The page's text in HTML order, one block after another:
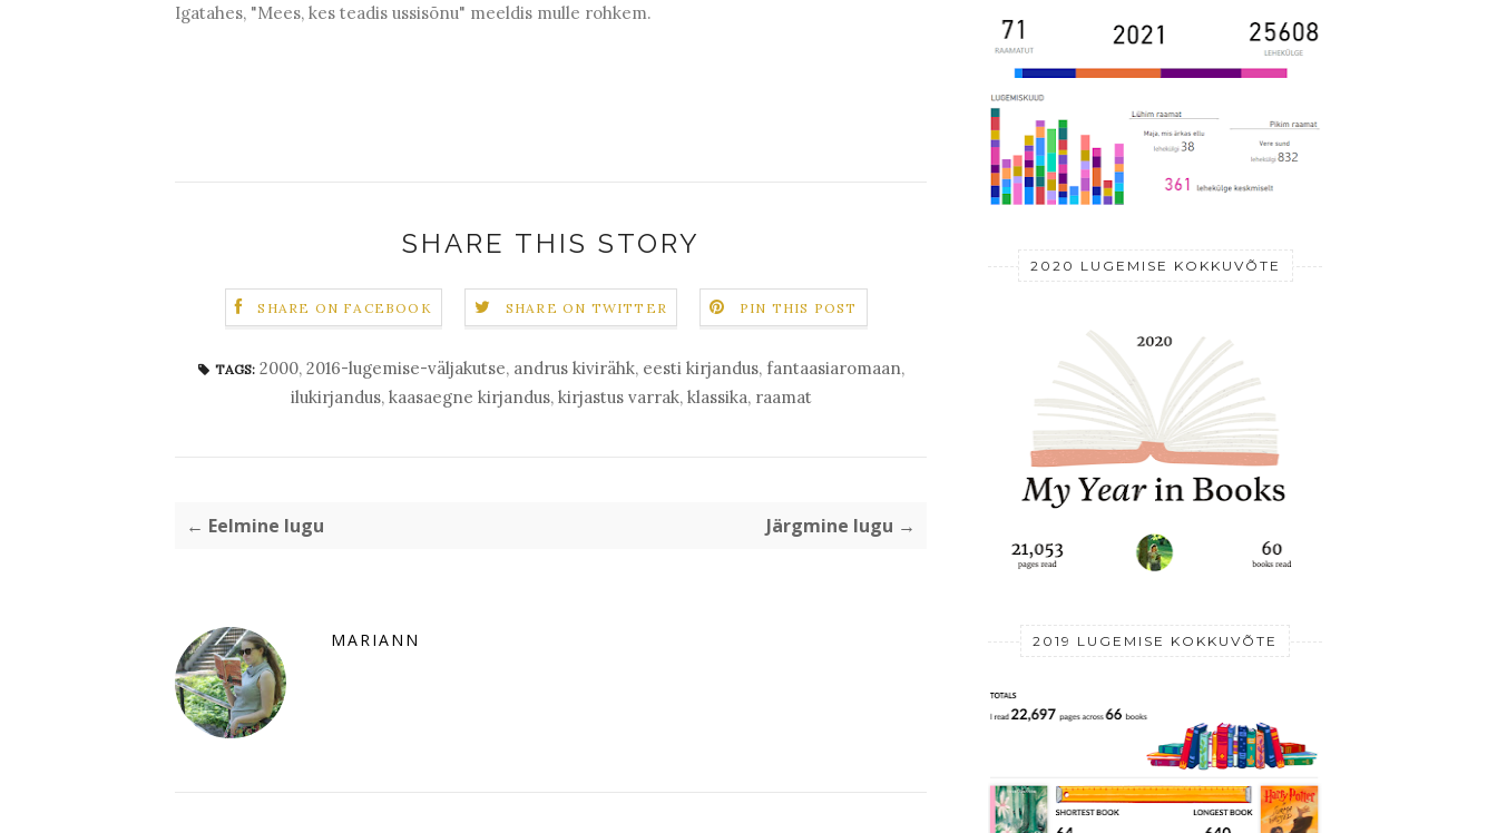
Igatahes, "Mees, kes teadis ussisõnu" meeldis mulle rohkem.
SHARE THIS STORY
SHARE ON FACEBOOK SHARE ON TWITTER PIN THIS POST
TAGS: 2000, 2016-lugemise-väljakutse, andrus kivirähk, eesti kirjandus, fantaasiaromaan,
ilukirjandus, kaasaegne kirjandus, kirjastus varrak, klassika, raamat
← Eelmine lugu Järgmine lugu →
MARIANN
2020 LUGEMISE KOKKUVÕTE
2019 LUGEMISE KOKKUVÕTE